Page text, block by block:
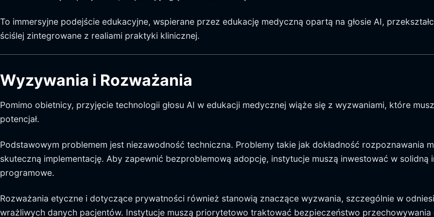
To immersyjne podejście edukacyjne, wspierane przez edukację medyczną opartą na głosie AI,
ściślej zintegrowane z realiami praktyki klinicznej.
Wyzywania i Rozważania
Pomimo obietnicy, przyjęcie technologii głosu AI w edukacji medycznej wiąże się z wyzwaniami, które
potencjał.
Podstawowym problemem jest niezawodność techniczna. Problemy takie jak dokładność rozpoznawania
skuteczną implementację. Aby zapewnić bezproblemową adopcję, instytucje muszą inwestować w
programowe.
Rozważania etyczne i dotyczące prywatności również stanowią znaczące wyzwania, szczególnie w
wrażliwych danych pacjentów. Instytucje muszą priorytetowo traktować bezpieczeństwo